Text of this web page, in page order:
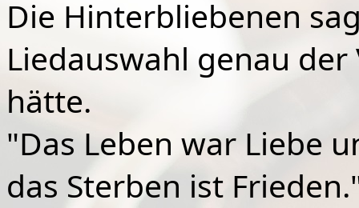
Die Hinterbliebenen
Liedauswahl genau
hätte.
"Das Leben war Liebe
das Sterben ist